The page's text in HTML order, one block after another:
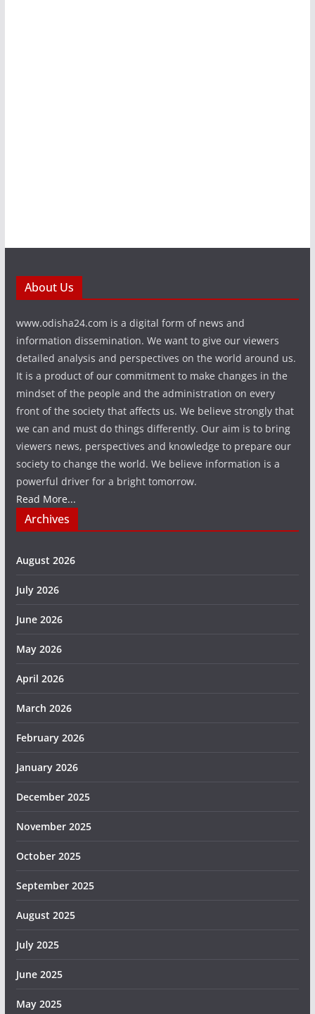
About Us
www.odisha24.com is a digital form of news and
information dissemination. We want to give our viewers
detailed analysis and perspectives on the world around us.
It is a product of our commitment to make changes in the
mindset of the people and the administration on every
front of the society that affects us. We believe strongly that
we can and must do things differently. Our aim is to bring
viewers news, perspectives and knowledge to prepare our
society to change the world. We believe information is a
powerful driver for a bright tomorrow.
Read More...
Archives
August 2026
July 2026
June 2026
May 2026
April 2026
March 2026
February 2026
January 2026
December 2025
November 2025
October 2025
September 2025
August 2025
July 2025
June 2025
May 2025